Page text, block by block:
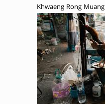
Khwaeng Rong Muang